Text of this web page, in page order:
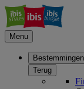
Menu
Bestemmingen
Terug